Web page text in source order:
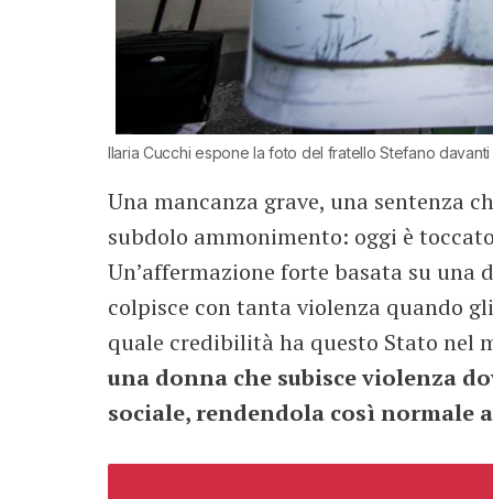
Ilaria Cucchi espone la foto del fratello Stefano
Una mancanza grave, una sentenza
subdolo ammonimento: oggi è
Un’affermazione forte basata su
colpisce con tanta violenza quando
quale credibilità ha questo Stato nel
una donna che subisce violenza
sociale, rendendola così